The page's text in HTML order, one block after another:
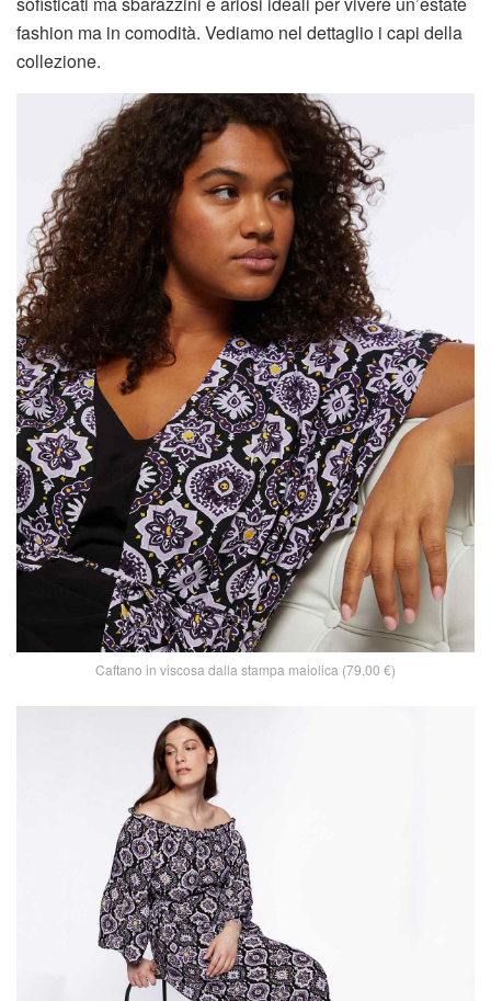
fashion ma in comodità. Vediamo nel dettaglio i capi della
collezione.
Caftano in viscosa dalla stampa maiolica (79,00 €)